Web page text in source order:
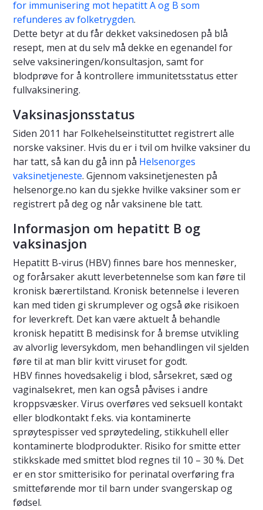
for immunisering mot hepatitt A og B som
refunderes av folketrygden.
Dette betyr at du får dekket vaksinedosen på blå
resept, men at du selv må dekke en egenandel for
selve vaksineringen/konsultasjon, samt for
blodprøve for å kontrollere immunitetsstatus etter
fullvaksinering.
Vaksinasjonsstatus
Siden 2011 har Folkehelseinstituttet registrert alle
norske vaksiner. Hvis du er i tvil om hvilke vaksiner du
har tatt, så kan du gå inn på Helsenorges
vaksinetjeneste. Gjennom vaksinetjenesten på
helsenorge.no kan du sjekke hvilke vaksiner som er
registrert på deg og når vaksinene ble tatt.
Informasjon om hepatitt B og
vaksinasjon
Hepatitt B-virus (HBV) finnes bare hos mennesker,
og forårsaker akutt leverbetennelse som kan føre til
kronisk bærertilstand. Kronisk betennelse i leveren
kan med tiden gi skrumplever og også øke risikoen
for leverkreft. Det kan være aktuelt å behandle
kronisk hepatitt B medisinsk for å bremse utvikling
av alvorlig leversykdom, men behandlingen vil sjelden
føre til at man blir kvitt viruset for godt.
HBV finnes hovedsakelig i blod, sårsekret, sæd og
vaginalsekret, men kan også påvises i andre
kroppsvæsker. Virus overføres ved seksuell kontakt
eller blodkontakt f.eks. via kontaminerte
sprøytespisser ved sprøytedeling, stikkuhell eller
kontaminerte blodprodukter. Risiko for smitte etter
stikkskade med smittet blod regnes til 10 – 30 %. Det
er en stor smitterisiko for perinatal overføring fra
smitteførende mor til barn under svangerskap og
fødsel.